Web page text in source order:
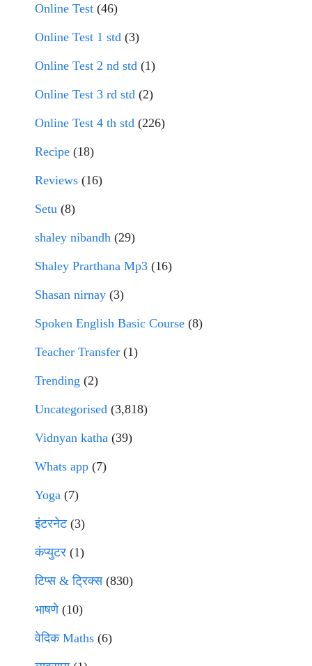
Online Test (46)
Online Test 1 std (3)
Online Test 2 nd std (1)
Online Test 3 rd std (2)
Online Test 4 th std (226)
Recipe (18)
Reviews (16)
Setu (8)
shaley nibandh (29)
Shaley Prarthana Mp3 (16)
Shasan nirnay (3)
Spoken English Basic Course (8)
Teacher Transfer (1)
Trending (2)
Uncategorised (3,818)
Vidnyan katha (39)
Whats app (7)
Yoga (7)
इंटरनेट(3)
कंप्युटर (1)
टिप्स & ट्रिक्स(830)
भाषणे(10)
वेदिक Maths (6)